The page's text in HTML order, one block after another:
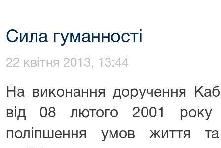
Сила гуманності
22 квітня 2013, 13:44
На виконання доручення
від 08 лютого 2001
поліпшення умов життя та